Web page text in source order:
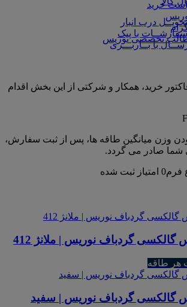
خرید
تخصصی نوریس
درب انبار
با پیک
با بــاربـــری
خرید، همکار و شرکتی از این بخش اقدام
وزن میانگین طاقه ها، پس از ثبت سفارش،
شما صادر می گردد.
فرم0 امتیاز ثبت شده
گالکسی گردباف نوریس | ملانژ 412
هر طاقه
گالکسی گردباف نوریس | سفید